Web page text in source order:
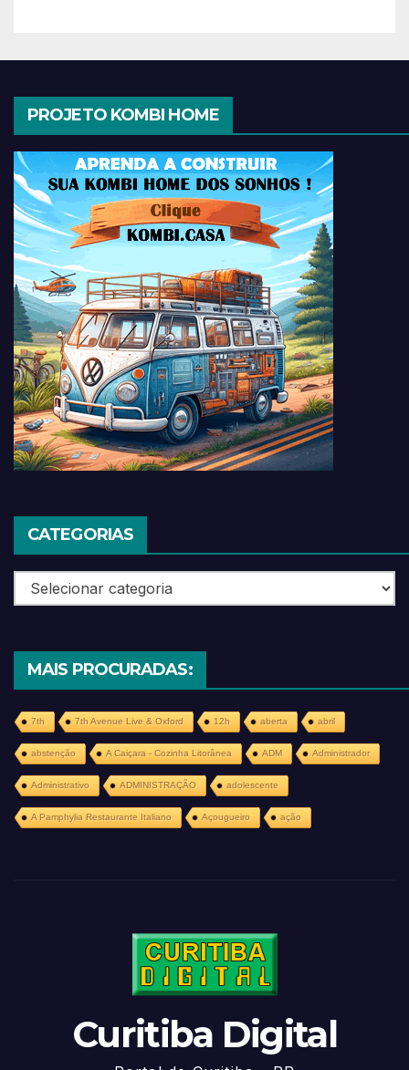
PROJETO KOMBI HOME
CATEGORIAS
Categorias
MAIS PROCURADAS:
7th 7th Avenue Live & Oxford 12h aberta abril
abstenção A Caiçara - Cozinha Litorânea ADM Administrador
Administrativo ADMINISTRAÇÃO adolescente
A Pamphylia Restaurante Italiano Açougueiro ação
Curitiba Digital